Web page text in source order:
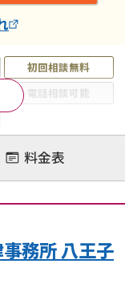
初回相談無料
電話相談可能
離婚裁判
モラハラ
熟年離婚
料金表
務所 八王子